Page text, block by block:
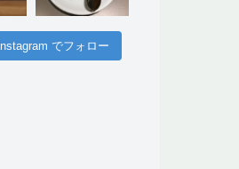
Instagram でフォロー